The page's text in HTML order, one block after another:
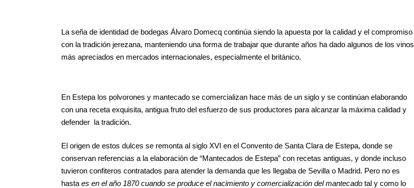
La seña de identidad de bodegas Álvaro Domecq continúa siendo la apuesta por la calidad y el compromiso
con la tradición jerezana, manteniendo una forma de trabajar que durante años ha dado algunos de los vinos
más apreciados en mercados internacionales, especialmente el británico.
En Estepa los polvorones y mantecado se comercializan hace más de un siglo y se continúan elaborando
con una receta exquisita, antigua fruto del esfuerzo de sus productores para alcanzar la máxima calidad y
defender la tradición.
El origen de estos dulces se remonta al siglo XVI en el Convento de Santa Clara de Estepa, donde se
conservan referencias a la elaboración de “Mantecados de Estepa” con recetas antiguas, y donde incluso
tuvieron confiteros contratados para atender la demanda que les llegaba de Sevilla o Madrid. Pero no es
hasta es en el año 1870 cuando se produce el nacimiento y comercialización del mantecado tal y como lo